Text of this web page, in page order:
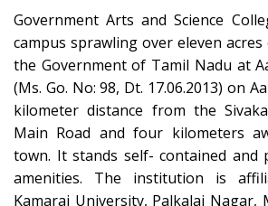
Government Arts and Science
campus sprawling over eleven
the Government of Tamil Nadu at
(Ms. Go. No: 98, Dt. 17.06.2013) on
kilometer distance from the
Main Road and four kilometers
town. It stands self- contained and
amenities. The institution is
Kamaraj University, Palkalai Nagar,